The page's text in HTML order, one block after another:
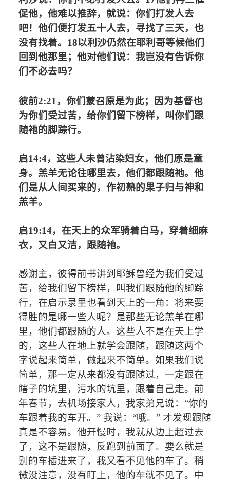
促他，他难以推辞，就说：你们打发人去
吧！他们便打发五十人去，寻找了三天，也
没有找着。18以利沙仍然在耶利哥等候他们
回到他那里；他对他们说：我岂没有告诉你
们不必去吗？
彼前2:21，你们蒙召原是为此；因为基督也
为你们受过苦，给你们留下榜样，叫你们跟
随祂的脚踪行。
启14:4，这些人未曾沾染妇女，他们原是童
身。羔羊无论往哪里去，他们都跟随祂。他
们是从人间买来的，作初熟的果子归与神和
羔羊。
启19:14，在天上的众军骑着白马，穿着细麻
衣，又白又洁，跟随祂。
感谢主，彼得前书讲到耶稣曾经为我们受过
苦，给我们留下榜样，叫我们跟随他的脚踪
行，在启示录里也看到天上的一角：将来要
得胜的是哪一些人呢？是那些无论羔羊在哪
里，他们都跟随的人。这些人不是在天上学
的，这些人在地上就学会跟随，跟随这两个
字说起来简单，做起来不简单。如果我们说
简单，那一定从来都没有跟随过，一定跟在
瞎子的坑里，污水的坑里，跟着自己走。 前
年春节，去机场接家人，我家弟兄说： “你的
车跟着我的车开。” 我说：“哦。” 才发现跟随
真是不容易。他开慢时，我就从边上超过去
了，这不是跟随，反跑到前面了。要么就是
别的车插进来了，我又看不见他的车了。稍
微没注意，没有盯上，他的车就不见了。 中